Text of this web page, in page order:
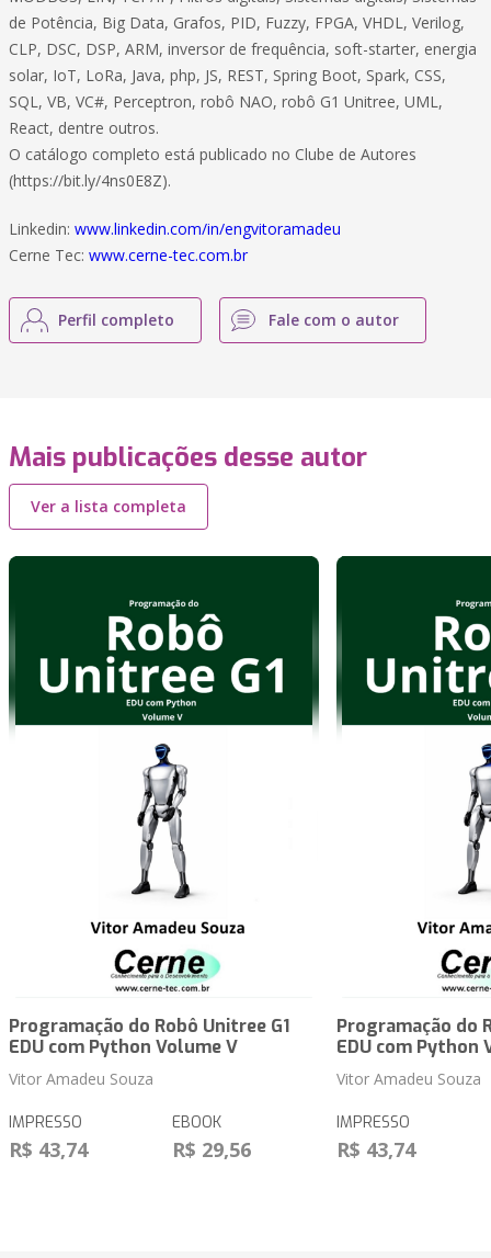
de Potência, Big Data, Grafos, PID, Fuzzy, FPGA, VHDL, Verilog,
CLP, DSC, DSP, ARM, inversor de frequência, soft-starter, energia
solar, IoT, LoRa, Java, php, JS, REST, Spring Boot, Spark, CSS,
SQL, VB, VC#, Perceptron, robô NAO, robô G1 Unitree, UML,
React, dentre outros.
O catálogo completo está publicado no Clube de Autores
(https://bit.ly/4ns0E8Z).
Linkedin: www.linkedin.com/in/engvitoramadeu
Cerne Tec: www.cerne-tec.com.br
Perfil completo Fale com o autor
Mais publicações desse autor
Ver a lista completa
Programação do Robô Unitree G1
EDU com Python Volume V
Vitor Amadeu Souza
IMPRESSO
R$ 43,74
EBOOK
R$ 29,56
Programação do
EDU com Python
Vitor Amadeu Souza
IMPRESSO
R$ 43,74